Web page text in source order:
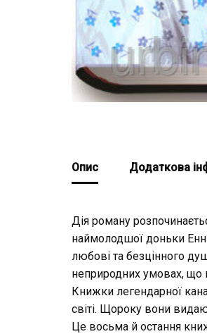
Опис Додаткова
Дія роману
наймолодшої доньки Енн
любові та безцінного
неприродних умовах, що
Книжки легендарної
світі. Щороку вони
Це восьма й остання